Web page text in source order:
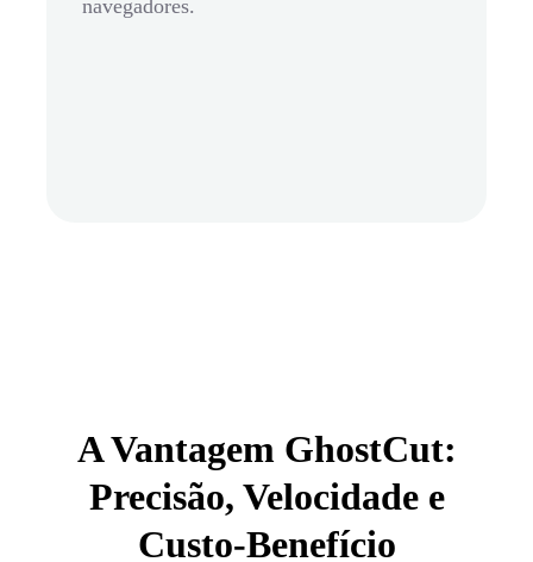
navegadores.
A Vantagem GhostCut:
Precisão, Velocidade e
Custo-Benefício